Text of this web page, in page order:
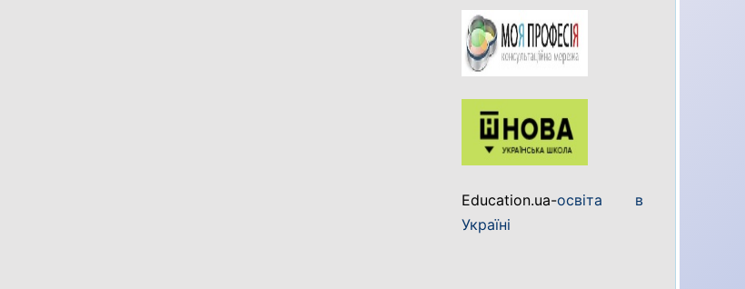
Education.ua-освіта в
Україні